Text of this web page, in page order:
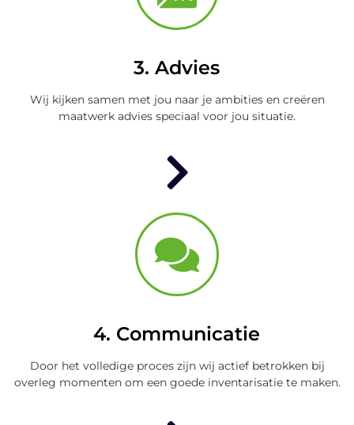
3. Advies
Wij kijken samen met jou naar je ambities en creëren
maatwerk advies speciaal voor jou situatie.
4. Communicatie
Door het volledige proces zijn wij actief betrokken bij
overleg momenten om een goede inventarisatie te maken.